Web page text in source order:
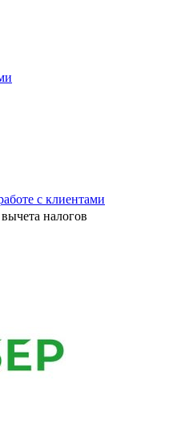
с клиентами
налогов